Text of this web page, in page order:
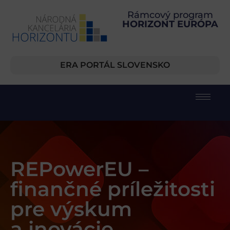
Rámcový program
HORIZONT EURÓPA
ERA PORTÁL SLOVENSKO
REPowerEU –
finančné príležitosti
pre výskum